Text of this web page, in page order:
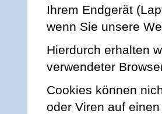
Ihrem Endgerät
wenn Sie unsere
Hierdurch erhalten
verwendeter
Cookies können
oder Viren auf